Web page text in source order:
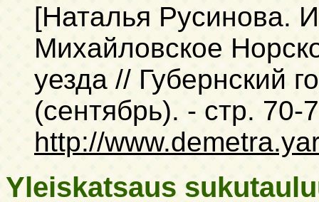
[Наталья Русинова.
Михайловское
уезда // Губернский
(сентябрь). - стр. 70-
http://
Yleiskatsaus